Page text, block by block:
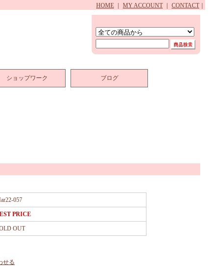
HOME MY ACCOUNT CONTACT
ショップワーク ブログ
057
PRICE
OUT
せる